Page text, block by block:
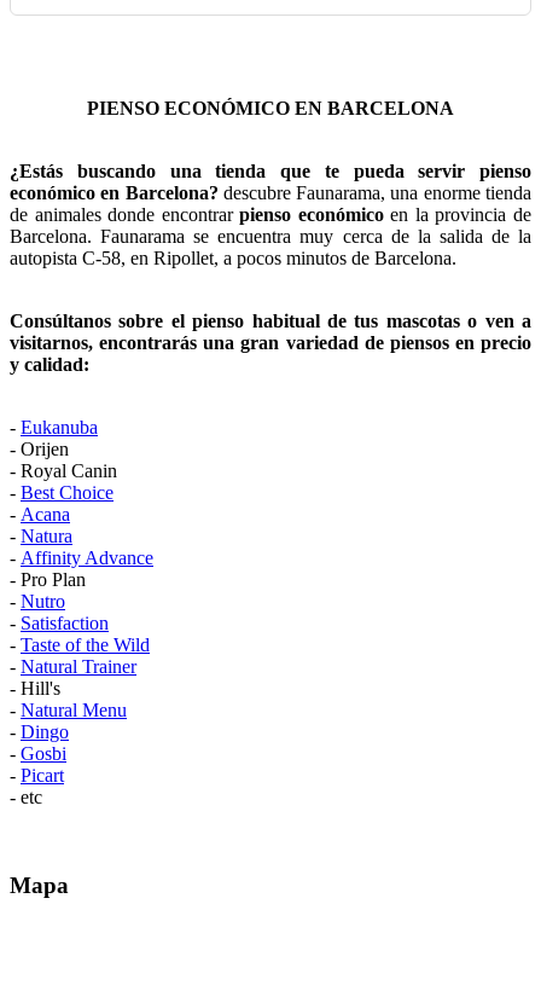
PIENSO ECONÓMICO EN BARCELONA
¿Estás buscando una tienda que te pueda servir pienso
económico en Barcelona? descubre Faunarama, una enorme tienda
de animales donde encontrarpienso económicoen la provincia de
Barcelona. Faunarama se encuentra muy cerca de la salida de la
autopista C-58, en Ripollet, a pocos minutos de Barcelona.
Consúltanos sobre el pienso habitual de tus mascotas o ven a
visitarnos, encontrarás una gran variedad de piensos en precio
y calidad:
- Eukanuba
- Orijen
- Royal Canin
- Best Choice
- Acana
- Natura
- Affinity Advance
- Pro Plan
- Nutro
- Satisfaction
- Taste of the Wild
- Natural Trainer
- Hill's
- Natural Menu
- Dingo
- Gosbi
- Picart
- etc
Mapa